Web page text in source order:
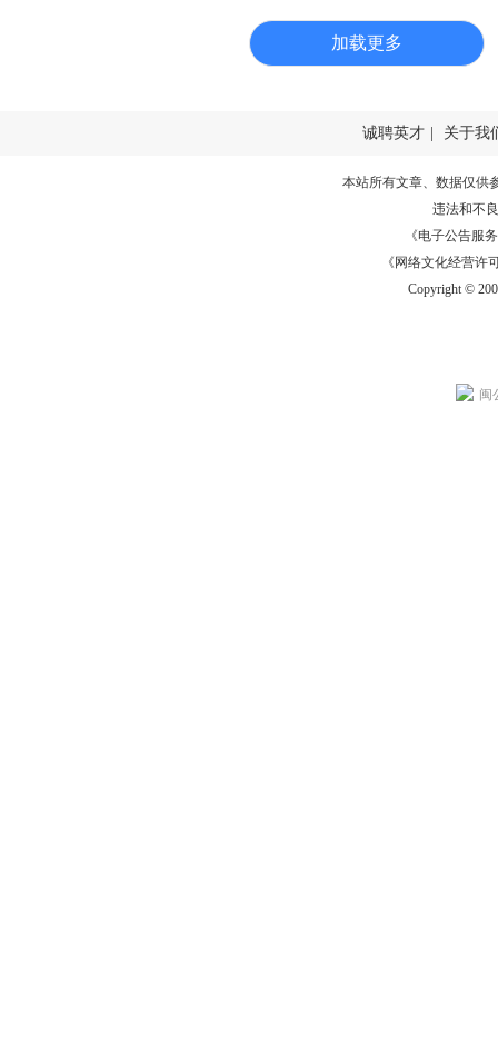
加载更多
诚聘英才 关于我
本站所有文章、数据仅供
违法和不
《电子公告服务
《网络文化经营许
Copyright ©
闽